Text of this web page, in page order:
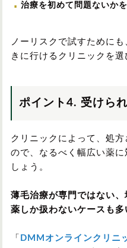
治療を初めて問題ないか
ノーリスクで試すために
きに行けるクリニックを選
ポイント4. 受けら
クリニックによって、処
ので、なるべく幅広い薬
しょう。
薄毛治療が専門ではない
薬しか扱わないケースも
「 DMMオンラインクリニ